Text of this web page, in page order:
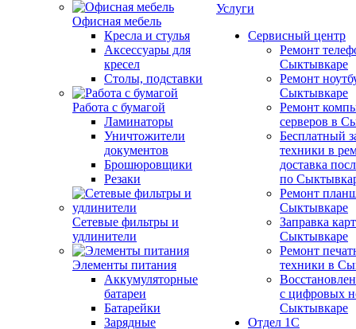
Офисная мебель
Кресла и стулья
Аксессуары для
кресел
Столы, подставки
Работа с бумагой
Ламинаторы
Уничтожители
документов
Брошюровщики
Резаки
Сетевые фильтры и
удлинители
Элементы питания
Аккумуляторные
батареи
Батарейки
Зарядные
Услуги
Сервисный центр
Ремонт
Сыктывкаре
Ремонт
Сыктывкаре
Ремонт
серверов в
Бесплатный
техники в
доставка
по
Ремонт
Сыктывкаре
Заправка
Сыктывкаре
Ремонт
техники в
с цифровых
Сыктывкаре
Отдел 1С